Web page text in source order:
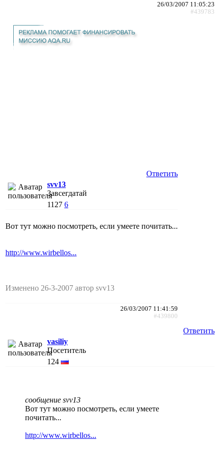
26/03/2007 11:05:23
#439783
Ответить
svv13
Завсегдатай
1127 6
Вот тут можно посмотреть, если умеете почитать...
http://www.wirbellos...
Изменено 26-3-2007 автор svv13
26/03/2007 11:41:59
#439800
Ответить
vasiliy
Посетитель
124
сообщение svv13
Вот тут можно посмотреть, если умеете
почитать...
http://www.wirbellos...